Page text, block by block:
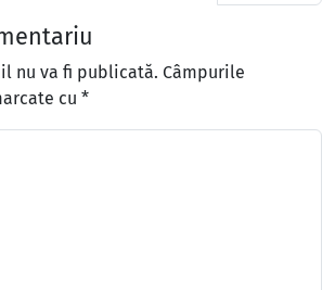
nu va fi publicată. Câmpurile
cu *